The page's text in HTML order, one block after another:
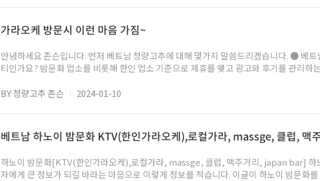
씨 기본팁 대개 1명당 50만동(2시간 기준)기준이며 30분 이상을 앉히고 파트너를 변경해도 기본 요금은 청구 될수 있
습니다. 2시간 이상부터는 1시간마다 20~30만동 추가 요금이 발생합니다. Q.3 AFTER 비용 업소마다 금액 차이는 있
지만 대개 짧 300만동, 긴 400~500만동 사이정도 책정되어 있습니다. 짧은코스는 업소 인근에 호텔 대실이나 손님의
가라오케 방문시 이런 마음 가짐~
안녕하세요 존슨입니다. 먼저 베트남 청량고추에 대해 몇가지 말씀드리겠습니다. ● 베트남 청량고추는 어떤 커뮤니
티인가요? 밤문화 업소를 비롯해 한인 업소 기준으로 제휴를 맺고 광고와 후기를 관리하는 커뮤니티입니다. 운영한지
기, 장단점도 공유 할수 있는 커뮤니티성 광고사이트입니다. 청량고추 채팅방은 텔레그램으로 약 1만여명의 회원분이
되며, 베트남에 거주하시는 분 또는 여행목적으로 오시는 분들이 대부분입니다. 업소 후기나 불만도 토론할수 있고 좋
은 정보도 공유 하고 그러는 공간이지요. 황제투어, 가라오케, 마사지 등 다양한 밤문화 업소들이 제휴되어 있고 특히
매장이 없는 황제투어, 출장, 에스코트부분은 최대한 신뢰된 업소를 발굴하고 채택하기 때문에 가급적 다른 업소보다
BY 청량고추 존슨 2024-01-10
베트남 하노이 밤문화 KTV(한인가라오케),로컬가라, massge, 클럽, 맥
하노이 밤문화[KTV(한인가라오케),로컬가라, massge, 클럽, 맥주거리, japan bar] 하노이 처음 방문하시는 여행
자에게 큰 정보가 되길 바라는 마음으로 이렇게 정보를 적습니다. 이글이 하노이 밤문화를 찾는 여행자들에게 가뭄의